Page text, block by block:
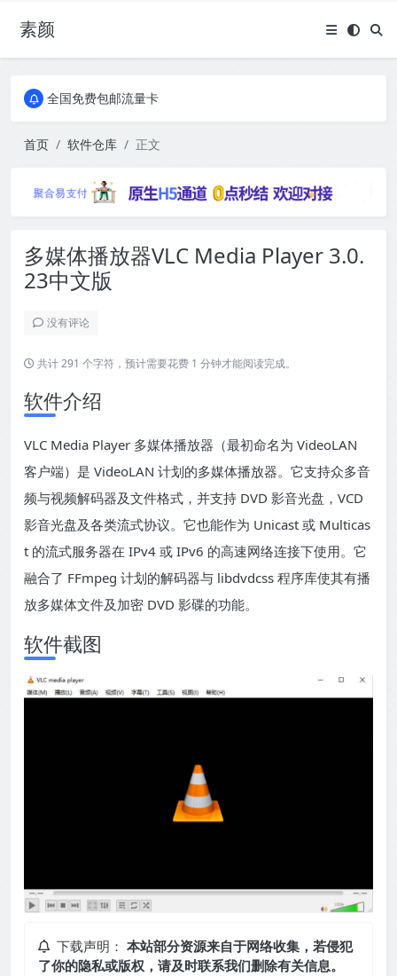
素颜
全国免费包邮流量卡
全国免费包邮流量卡
首页
软件仓库 正文
多媒体播放器VLC Media Player 3.0.
23中文版
没有评论
共计 291 个字符，预计需要花费 1 分钟才能阅读完成。
软件介绍
VLC Media Player 多媒体播放器（最初命名为 VideoLAN
客户端）是 VideoLAN 计划的多媒体播放器。它支持众多音
频与视频解码器及文件格式，并支持 DVD 影音光盘，VCD
影音光盘及各类流式协议。它也能作为 Unicast 或 Multicas
t 的流式服务器在 IPv4 或 IPv6 的高速网络连接下使用。它
融合了 FFmpeg 计划的解码器与 libdvdcss 程序库使其有播
放多媒体文件及加密 DVD 影碟的功能。
软件截图
下载声明： 本站部分资源来自于网络收集，若侵犯
了你的隐私或版权，请及时联系我们删除有关信息。